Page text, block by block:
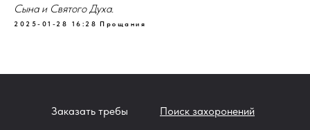
Сына и Святого Духа.
2025-01-28 16:28 Прощания
Заказать требы Поиск захоронений